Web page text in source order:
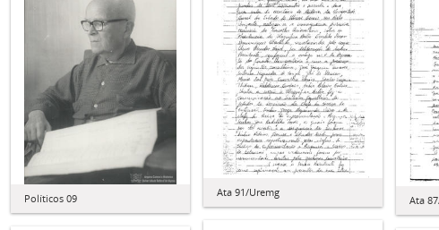
Políticos 09 Ata
Ata 91/Uremg